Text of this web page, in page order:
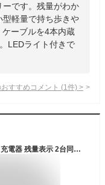
です。残量がわか
型軽量で持ち歩きや
ーブルを4本内蔵
LEDライト付きで
すすめコメント (1 件) >
モバイルバッテリー 12000mAh 大容量 小型 充電器 残量表示 2台同時充電 携帯充電器 スマホ充電器 iPhone iPad Android各機種対応 PSE認証済